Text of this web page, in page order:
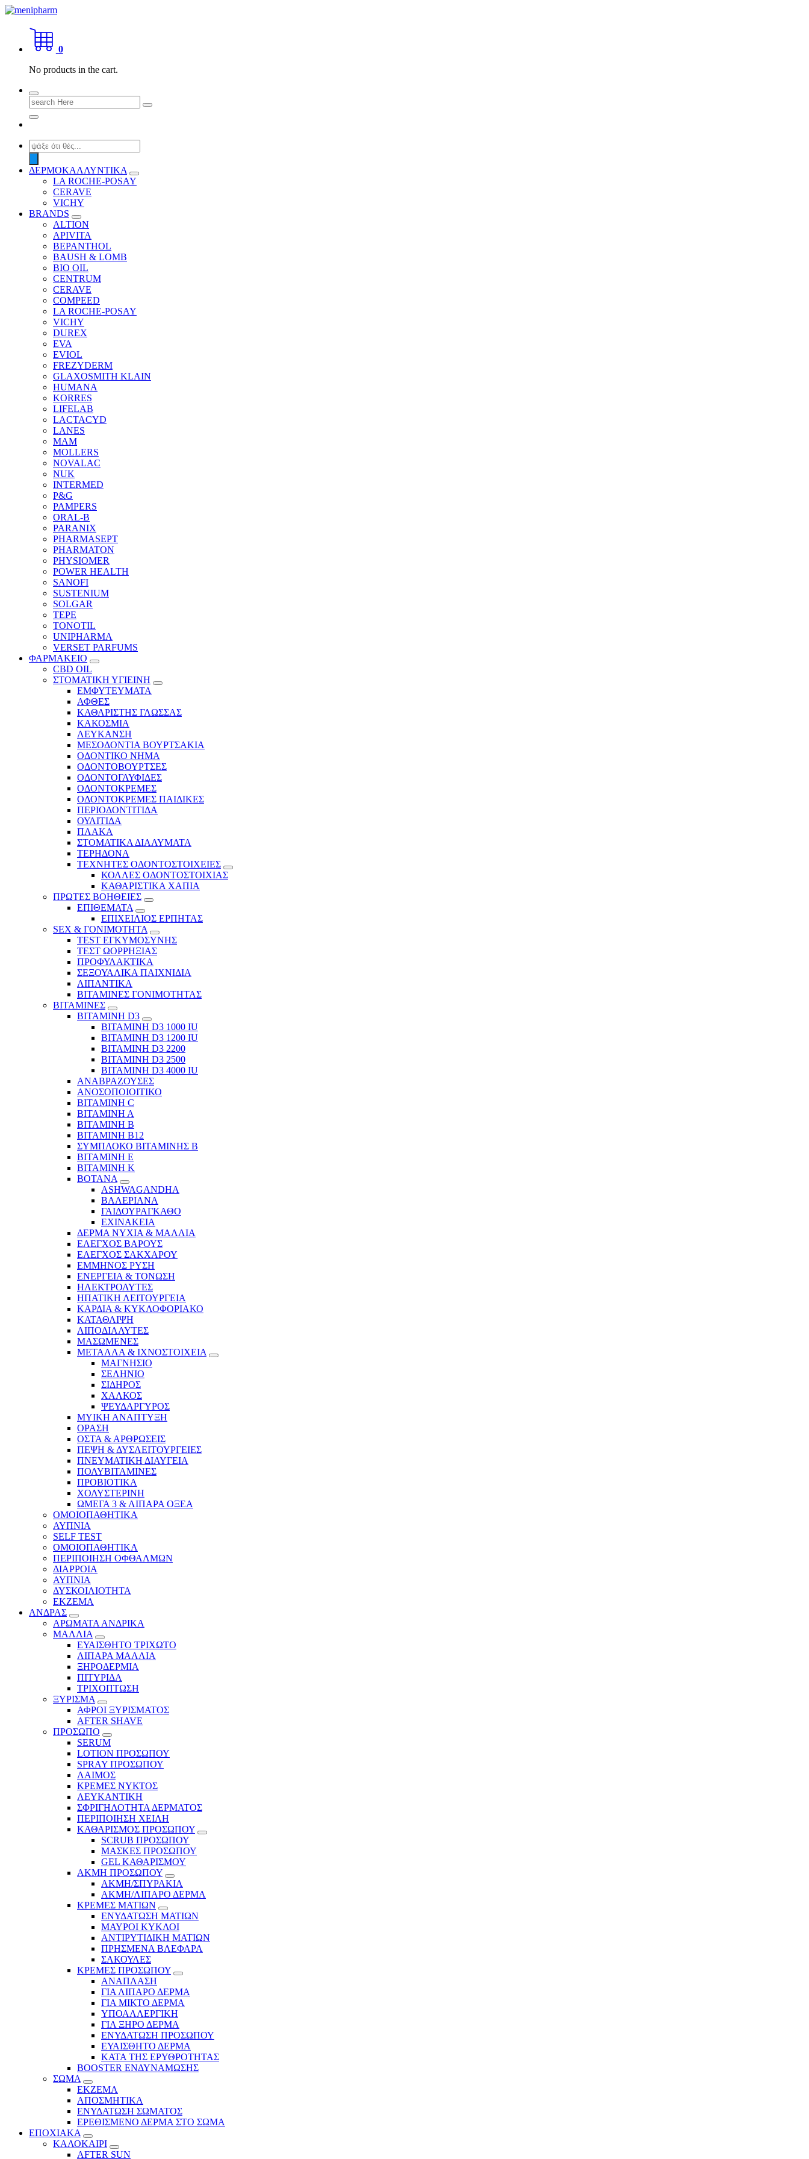
Skip
content
shop 2 easily
0
No products in the cart.
Search
for:
Products
search
ΔΕΡΜΟΚΑΛΛΥΝΤΙΚΑ
LA ROCHE-POSAY
CERAVE
VICHY
BRANDS
ALTION
APIVITA
BEPANTHOL
BAUSH & LOMB
BIO OIL
CENTRUM
CERAVE
COMPEED
LA ROCHE-POSAY
VICHY
DUREX
EVA
EVIOL
FREZYDERM
GLAXOSMITH KLAIN
HUMANA
KORRES
LIFELAB
LACTACYD
LANES
MAM
MOLLERS
NOVALAC
NUK
INTERMED
P&G
PAMPERS
ORAL-B
PARANIX
PHARMASEPT
PHARMATON
PHYSIOMER
POWER HEALTH
SANOFI
SUSTENIUM
SOLGAR
TEPE
TONOTIL
UNIPHARMA
VERSET PARFUMS
ΦΑΡΜΑΚΕΙΟ
CBD OIL
ΣΤΟΜΑΤΙΚΗ ΥΓΙΕΙΝΗ
ΕΜΦΥΤΕΥΜΑΤΑ
ΑΦΘΕΣ
ΚΑΘΑΡΙΣΤΗΣ ΓΛΩΣΣΑΣ
ΚΑΚΟΣΜΙΑ
ΛΕΥΚΑΝΣΗ
ΜΕΣΟΔΟΝΤΙΑ ΒΟΥΡΤΣΑΚΙΑ
ΟΔΟΝΤΙΚΟ ΝΗΜΑ
ΟΔΟΝΤΟΒΟΥΡΤΣΕΣ
ΟΔΟΝΤΟΓΛΥΦΙΔΕΣ
ΟΔΟΝΤΟΚΡΕΜΕΣ
ΟΔΟΝΤΟΚΡΕΜΕΣ ΠΑΙΔΙΚΕΣ
ΠΕΡΙΟΔΟΝΤΙΤΙΔΑ
ΟΥΛΙΤΙΔΑ
ΠΛΑΚΑ
ΣΤΟΜΑΤΙΚΑ ΔΙΑΛΥΜΑΤΑ
ΤΕΡΗΔΟΝΑ
ΤΕΧΝΗΤΕΣ ΟΔΟΝΤΟΣΤΟΙΧΕΙΕΣ
ΚΟΛΛΕΣ ΟΔΟΝΤΟΣΤΟΙΧΙΑΣ
ΚΑΘΑΡΙΣΤΙΚΑ ΧΑΠΙΑ
ΠΡΩΤΕΣ ΒΟΗΘΕΙΕΣ
ΕΠΙΘΕΜΑΤΑ
ΕΠΙΧΕΙΛΙΟΣ ΕΡΠΗΤΑΣ
SEX & ΓΟΝΙΜΟΤΗΤΑ
TEST ΕΓΚΥΜΟΣΥΝΗΣ
ΤΕΣΤ ΩΟΡΡΗΞΙΑΣ
ΠΡΟΦΥΛΑΚΤΙΚΑ
ΣΕΞΟΥΑΛΙΚΑ ΠΑΙΧΝΙΔΙΑ
ΛΙΠΑΝΤΙΚΑ
ΒΙΤΑΜΙΝΕΣ ΓΟΝΙΜΟΤΗΤΑΣ
ΒΙΤΑΜΙΝΕΣ
ΒΙΤΑΜΙΝΗ D3
ΒΙΤΑΜΙΝΗ D3 1000 IU
ΒΙΤΑΜΙΝΗ D3 1200 IU
ΒΙΤΑΜΙΝΗ D3 2200
ΒΙΤΑΜΙΝΗ D3 2500
BITAMINH D3 4000 IU
ΑΝΑΒΡΑΖΟΥΣΕΣ
ΑΝΟΣΟΠΟΙΟΙΤΙΚΟ
ΒΙΤΑΜΙΝΗ C
ΒΙΤΑΜΙΝΗ Α
ΒΙΤΑΜΙΝΗ Β
ΒΙΤΑΜΙΝΗ Β12
ΣΥΜΠΛΟΚΟ ΒΙΤΑΜΙΝΗΣ Β
ΒΙΤΑΜΙΝΗ Ε
ΒΙΤΑΜΙΝΗ Κ
ΒΟΤΑΝΑ
ASHWAGANDHA
ΒΑΛΕΡΙΑΝΑ
ΓΑΙΔΟΥΡΑΓΚΑΘΟ
ΕΧΙΝΑΚΕΙΑ
ΔΕΡΜΑ ΝΥΧΙΑ & ΜΑΛΛΙΑ
ΕΛΕΓΧΟΣ ΒΑΡΟΥΣ
ΕΛΕΓΧΟΣ ΣΑΚΧΑΡΟΥ
ΕΜΜΗΝΟΣ ΡΥΣΗ
ΕΝΕΡΓΕΙΑ & ΤΟΝΩΣΗ
ΗΛΕΚΤΡΟΛΥΤΕΣ
ΗΠΑΤΙΚΗ ΛΕΙΤΟΥΡΓΕΙΑ
ΚΑΡΔΙΑ & ΚΥΚΛΟΦΟΡΙΑΚΟ
ΚΑΤΑΘΛΙΨΗ
ΛΙΠΟΔΙΑΛΥΤΕΣ
ΜΑΣΩΜΕΝΕΣ
ΜΕΤΑΛΛΑ & ΙΧΝΟΣΤΟΙΧΕΙΑ
ΜΑΓΝΗΣΙΟ
ΣΕΛΗΝΙΟ
ΣΙΔΗΡΟΣ
ΧΑΛΚΟΣ
ΨΕΥΔΑΡΓΥΡΟΣ
ΜΥΙΚΗ ΑΝΑΠΤΥΞΗ
ΟΡΑΣΗ
ΟΣΤΑ & ΑΡΘΡΩΣΕΙΣ
ΠΕΨΗ & ΔΥΣΛΕΙΤΟΥΡΓΕΙΕΣ
ΠΝΕΥΜΑΤΙΚΗ ΔΙΑΥΓΕΙΑ
ΠΟΛΥΒΙΤΑΜΙΝΕΣ
ΠΡΟΒΙΟΤΙΚΑ
ΧΟΛΥΣΤΕΡΙΝΗ
ΩΜΕΓΑ 3 & ΛΙΠΑΡΑ ΟΞΕΑ
ΟΜΟΙΟΠΑΘΗΤΙΚΑ
ΑΥΠΝΙΑ
SELF TEST
ΟΜΟΙΟΠΑΘΗΤΙΚΑ
ΠΕΡΙΠΟΙΗΣΗ ΟΦΘΑΛΜΩΝ
ΔΙΑΡΡΟΙΑ
ΑΥΠΝΙΑ
ΔΥΣΚΟΙΛΙΟΤΗΤΑ
ΕΚΖΕΜΑ
ΑΝΔΡΑΣ
ΑΡΩΜΑΤΑ ΑΝΔΡΙΚΑ
ΜΑΛΛΙΑ
ΕΥΑΙΣΘΗΤΟ ΤΡΙΧΩΤΟ
ΛΙΠΑΡΑ ΜΑΛΛΙΑ
ΞΗΡΟΔΕΡΜΙΑ
ΠΙΤΥΡΙΔΑ
ΤΡΙΧΟΠΤΩΣΗ
ΞΥΡΙΣΜΑ
ΑΦΡΟΙ ΞΥΡΙΣΜΑΤΟΣ
AFTER SHAVE
ΠΡΟΣΩΠΟ
SERUM
LOTION ΠΡΟΣΩΠΟΥ
SPRAY ΠΡΟΣΩΠΟΥ
ΛΑΙΜΟΣ
ΚΡΕΜΕΣ ΝΥΚΤΟΣ
ΛΕΥΚΑΝΤΙΚΗ
ΣΦΡΙΓΗΛΟΤΗΤΑ ΔΕΡΜΑΤΟΣ
ΠΕΡΙΠΟΙΗΣΗ ΧΕΙΛΗ
ΚΑΘΑΡΙΣΜΟΣ ΠΡΟΣΩΠΟΥ
SCRUB ΠΡΟΣΩΠΟΥ
ΜΑΣΚΕΣ ΠΡΟΣΩΠΟΥ
GEL ΚΑΘΑΡΙΣΜΟΥ
ΑΚΜΗ ΠΡΟΣΩΠΟΥ
ΑΚΜΗ/ΣΠΥΡΑΚΙΑ
ΑΚΜΗ/ΛΙΠΑΡΟ ΔΕΡΜΑ
ΚΡΕΜΕΣ ΜΑΤΙΩΝ
ΕΝΥΔΑΤΩΣΗ ΜΑΤΙΩΝ
ΜΑΥΡΟΙ ΚΥΚΛΟΙ
ΑΝΤΙΡΥΤΙΔΙΚΗ ΜΑΤΙΩΝ
ΠΡΗΣΜΕΝΑ ΒΛΕΦΑΡΑ
ΣΑΚΟΥΛΕΣ
ΚΡΕΜΕΣ ΠΡΟΣΩΠΟΥ
ΑΝΑΠΛΑΣΗ
ΓΙΑ ΛΙΠΑΡΟ ΔΕΡΜΑ
ΓΙΑ ΜΙΚΤΟ ΔΕΡΜΑ
ΥΠΟΑΛΛΕΡΓΙΚΗ
ΓΙΑ ΞΗΡΟ ΔΕΡΜΑ
ΕΝΥΔΑΤΩΣΗ ΠΡΟΣΩΠΟΥ
ΕΥΑΙΣΘΗΤΟ ΔΕΡΜΑ
ΚΑΤΑ ΤΗΣ ΕΡΥΘΡΟΤΗΤΑΣ
BOOSTER ΕΝΔΥΝΑΜΩΣΗΣ
ΣΩΜΑ
ΕΚΖΕΜΑ
ΑΠΟΣΜΗΤΙΚΑ
ΕΝΥΔΑΤΩΣΗ ΣΩΜΑΤΟΣ
ΕΡΕΘΙΣΜΕΝΟ ΔΕΡΜΑ ΣΤΟ ΣΩΜΑ
ΕΠΟΧΙΑΚΑ
ΚΑΛΟΚΑΙΡΙ
AFTER SUN